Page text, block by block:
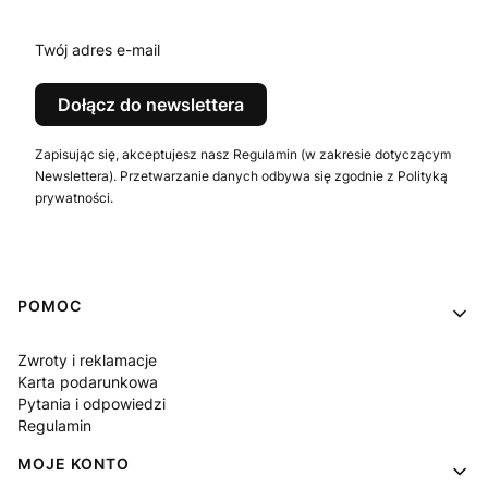
Twój adres e-mail
Dołącz do newslettera
Zapisując się, akceptujesz nasz Regulamin (w zakresie dotyczącym
Newslettera). Przetwarzanie danych odbywa się zgodnie z Polityką
prywatności.
Linki w stopce
POMOC
Zwroty i reklamacje
Karta podarunkowa
Pytania i odpowiedzi
Regulamin
MOJE KONTO